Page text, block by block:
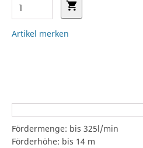
Artikel merken
Fördermenge: bis 325l/min
Förderhöhe: bis 14 m